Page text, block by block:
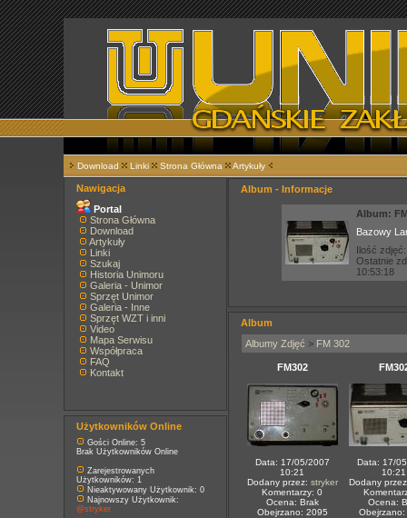
Download Linki Strona Główna Artykuły
Nawigacja
Portal
Strona Główna
Download
Artykuły
Linki
Szukaj
Historia Unimoru
Galeria - Unimor
Sprzęt Unimor
Galeria - Inne
Sprzęt WZT i inni
Video
Mapa Serwisu
Współpraca
FAQ
Kontakt
Użytkowników Online
Gości Online: 5
Brak Użytkowników Online
Zarejestrowanych
Użytkowników: 1
Nieaktywowany Użytkownik: 0
Najnowszy Użytkownik:
@stryker
Album - Informacje
Album:
Bazowy
Ilość
Ostatnie
10:53:18
Album
Albumy Zdjęć > FM 302
FM302
Data: 17/05/2007
10:21
Dodany przez: stryker
Komentarzy: 0
Ocena: Brak
Obejrzano: 2095
Data: 17/
10:21
Dodany
Ocena: